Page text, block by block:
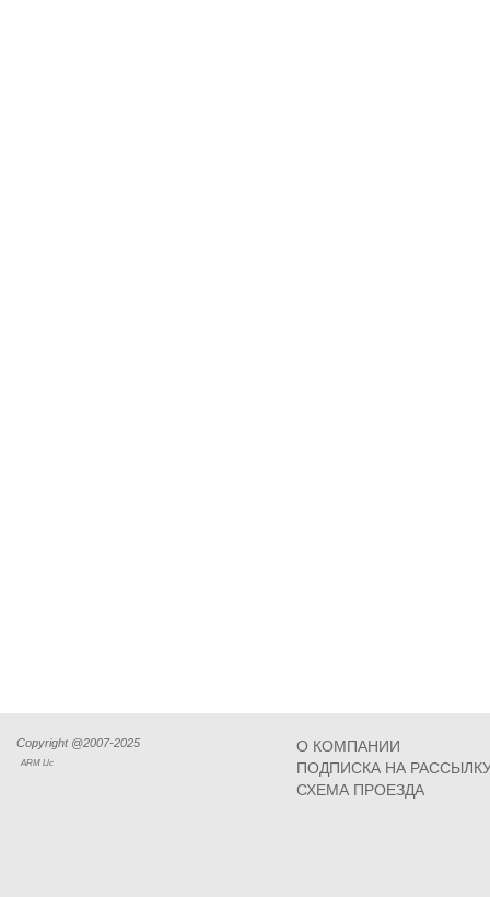
Copyright @2007-2025
ARM Llc
О КОМПАНИИ
ПОДПИСКА НА
СХЕМА ПРОЕЗДА